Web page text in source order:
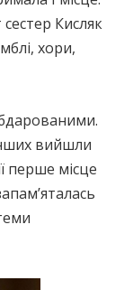
Кисляк
хори,
вийшли
перше місце